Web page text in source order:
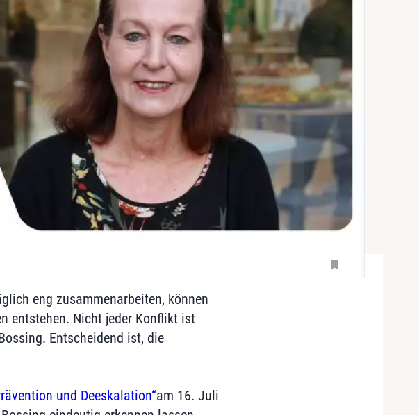
eng zusammenarbeiten, können
entstehen. Nicht jeder Konflikt ist
Entscheidend ist, die
und Deeskalation“am 16. Juli